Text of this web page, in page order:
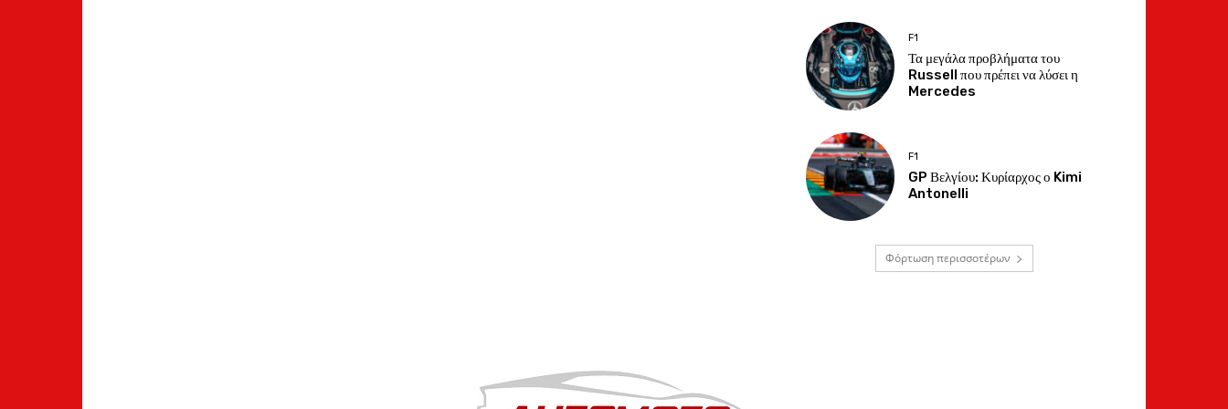
F1
Τα μεγάλα προβλήματα του
Russell που πρέπει να λύσει η
Mercedes
F1
GP Βελγίου: Κυρίαρχος ο Kimi
Antonelli
Φόρτωση περισσοτέρων